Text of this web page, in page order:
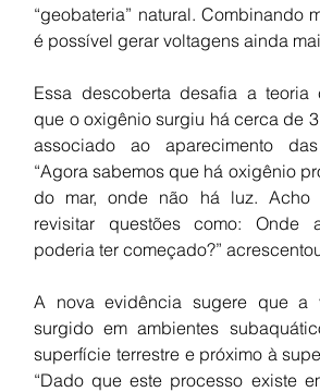
“geobateria” natural. Combinando
é possível gerar voltagens ainda
Essa descoberta desafia a teoria
que o oxigênio surgiu há cerca de
associado ao aparecimento
“Agora sabemos que há oxigênio
do mar, onde não há luz. Acho
revisitar questões como: Onde
poderia ter começado?”
A nova evidência sugere que a
surgido em ambientes
superfície terrestre e próximo à
“Dado que este processo existe